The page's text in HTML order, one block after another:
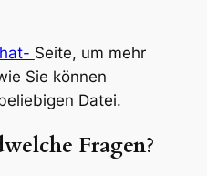
Seite, um mehr
Sie können
Datei.
Fragen?